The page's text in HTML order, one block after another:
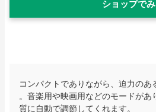
ショップで
コンパクトでありながら、迫力のあ
。音楽用や映画用などのモードがあ
質に自動で調節してくれます。